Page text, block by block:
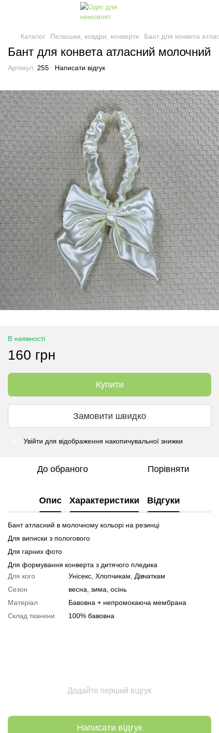
Каталог Пелюшки, ковдри, конверти Бант для конвета
Бант для конвета атласний молочний
Артикул: 255 Написати відгук
В наявності
160 грн
Купити
Замовити швидко
Увійти для відображення накопичувальної знижки
До обраного Порівняти
Опис Характеристики Відгуки
Бант атласний в молочному кольорі на резинці
Для виписки з пологового
Для гарних фото
Для формування конверта з дитячого пледика
Для кого
Унісекс, Хлопчикам, Дівчаткам
Сезон
весна, зима, осінь
Матеріал
Бавовна + непромокаюча мембрана
Склад тканини
100% бавовна
Додайте перший відгук
Написати відгук